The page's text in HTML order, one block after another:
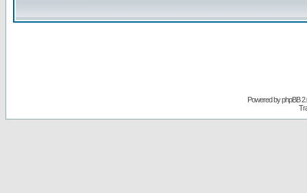
Powered byphpBB